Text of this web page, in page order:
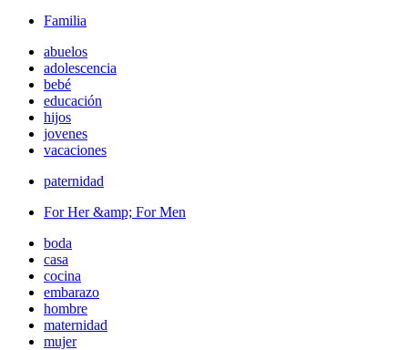
Familia
abuelos
adolescencia
bebé
educación
hijos
jovenes
vacaciones
paternidad
For Her &amp; For Men
boda
casa
cocina
embarazo
hombre
maternidad
mujer